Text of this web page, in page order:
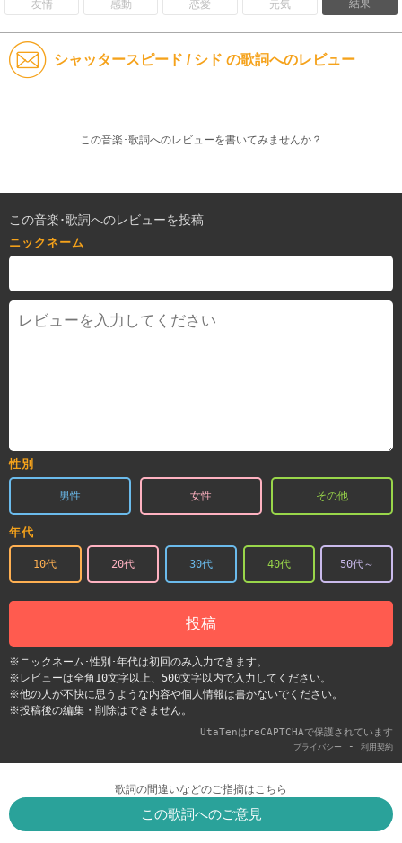
友情 感動 恋愛 元気 結果
シャッタースピード / シド の歌詞へのレビュー
この音楽･歌詞へのレビューを書いてみませんか？
この音楽･歌詞へのレビューを投稿
ニックネーム
性別
男性 女性 その他
年代
10代 20代 30代 40代 50代～
投稿
※ニックネーム･性別･年代は初回のみ入力できます。
※レビューは全角10文字以上、500文字以内で入力してください。
※他の人が不快に思うような内容や個人情報は書かないでください。
※投稿後の編集・削除はできません。
UtaTenはreCAPTCHAで保護されています
プライバシー - 利用契約
歌詞の間違いなどのご指摘はこちら
この歌詞へのご意見